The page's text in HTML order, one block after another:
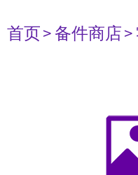
首页> 备件商店>